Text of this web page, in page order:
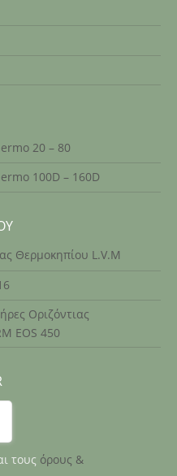
20 – 80
100D – 160D
Θερμοκηπίου L.V.M
Οριζόντιας
EOS 450
τους όρους &